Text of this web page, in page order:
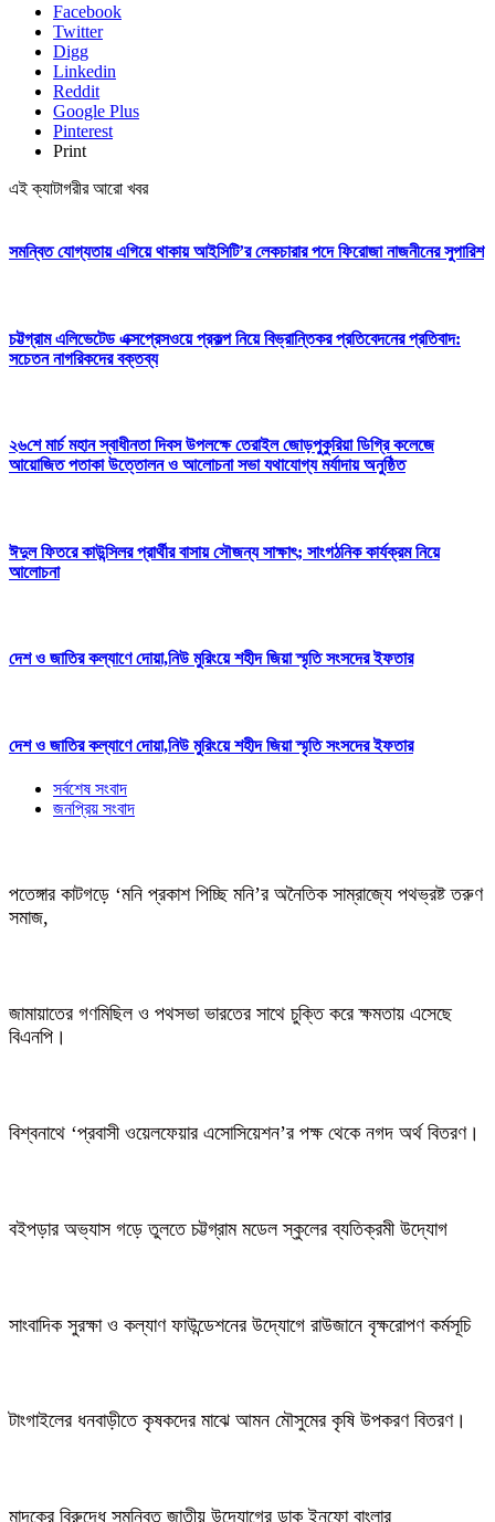
Facebook
Twitter
Digg
Linkedin
Reddit
Google Plus
Pinterest
Print
এই ক্যাটাগরীর আরো খবর
সমন্বিত যোগ্যতায় এগিয়ে থাকায় আইসিটি’র লেকচারার পদে ফিরোজা নাজনীনের সুপারিশ
চট্টগ্রাম এলিভেটেড এক্সপ্রেসওয়ে প্রকল্প নিয়ে বিভ্রান্তিকর প্রতিবেদনের প্রতিবাদ:
সচেতন নাগরিকদের বক্তব্য
২৬শে মার্চ মহান স্বাধীনতা দিবস উপলক্ষে তেরাইল জোড়পুকুরিয়া ডিগ্রি কলেজে
আয়োজিত পতাকা উত্তোলন ও আলোচনা সভা যথাযোগ্য মর্যাদায় অনুষ্ঠিত
ঈদুল ফিতরে কাউন্সিলর প্রার্থীর বাসায় সৌজন্য সাক্ষাৎ; সাংগঠনিক কার্যক্রম নিয়ে
আলোচনা
দেশ ও জাতির কল্যাণে দোয়া,নিউ মুরিংয়ে শহীদ জিয়া স্মৃতি সংসদের ইফতার
দেশ ও জাতির কল্যাণে দোয়া,নিউ মুরিংয়ে শহীদ জিয়া স্মৃতি সংসদের ইফতার
সর্বশেষ সংবাদ
জনপ্রিয় সংবাদ
পতেঙ্গার কাটগড়ে ‘মনি প্রকাশ পিচ্ছি মনি’র অনৈতিক সাম্রাজ্যে পথভ্রষ্ট তরুণ
সমাজ,
জামায়াতের গণমিছিল ও পথসভা ভারতের সাথে চুক্তি করে ক্ষমতায় এসেছে
বিএনপি।
বিশ্বনাথে ‘প্রবাসী ওয়েলফেয়ার এসোসিয়েশন’র পক্ষ থেকে নগদ অর্থ বিতরণ।
বইপড়ার অভ্যাস গড়ে তুলতে চট্টগ্রাম মডেল স্কুলের ব্যতিক্রমী উদ্যোগ
সাংবাদিক সুরক্ষা ও কল্যাণ ফাউন্ডেশনের উদ্যোগে রাউজানে বৃক্ষরোপণ কর্মসূচি
টাংগাইলের ধনবাড়ীতে কৃষকদের মাঝে আমন মৌসুমের কৃষি উপকরণ বিতরণ।
মাদকের বিরুদ্ধে সমন্বিত জাতীয় উদ্যোগের ডাক ইনফো বাংলার